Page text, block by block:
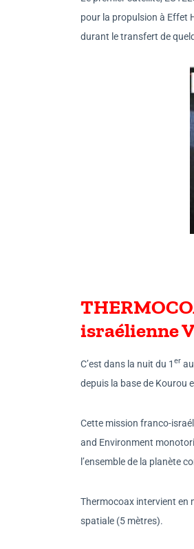
pour la propulsion à Effet
durant le transfert de
israélienne
C’est dans la nuit du 1 er
depuis la base de Kourou
Cette mission franco-
and Environment
l’ensemble de la planète
Thermocoax intervient en
spatiale (5 mètres).